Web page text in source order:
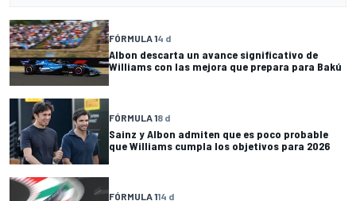
FÓRMULA 14 d
Albon descarta un avance significativo de
Williams con las mejora que prepara para Bakú
FÓRMULA 18 d
Sainz y Albon admiten que es poco probable
que Williams cumpla los objetivos para 2026
FÓRMULA 114 d